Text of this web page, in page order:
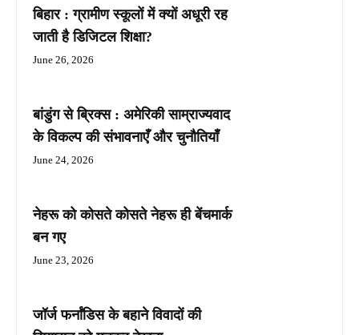
बिहार : ग्रामीण स्कूलों में क्यों अधूरी रह
जाती है डिजिटल शिक्षा?
June 26, 2026
बांडुंग से ब्रिक्स : अमेरिकी साम्राज्यवाद
के विकल्प की संभावनाएँ और चुनौतियाँ
June 24, 2026
नेहरू को कोसते कोसते नेहरू ही बेंचमार्क
बन गए
June 23, 2026
जॉर्ज फर्नांडिस के बहाने विवादों की